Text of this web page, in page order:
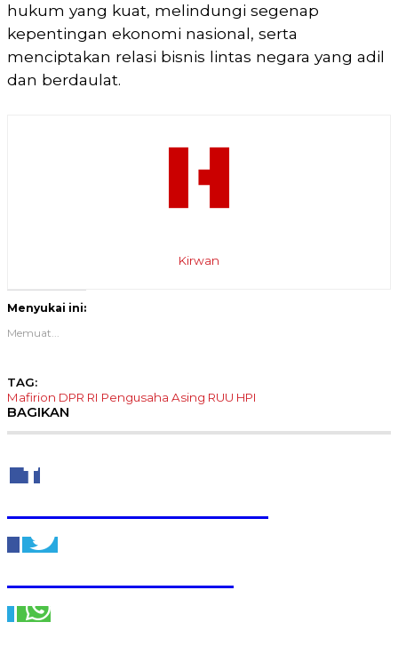
hukum yang kuat, melindungi segenap
kepentingan ekonomi nasional, serta
menciptakan relasi bisnis lintas negara yang adil
dan berdaulat.
Kirwan
Menyukai ini:
Memuat...
TAG:
Mafirion DPR RI Pengusaha Asing RUU HPI
BAGIKAN